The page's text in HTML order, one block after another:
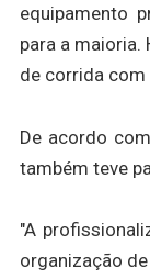
equipamento
para a maioria.
de corrida
De acordo
também teve
"A
organização